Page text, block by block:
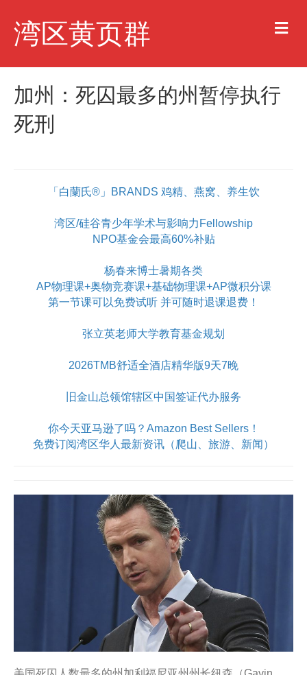
湾区黄页群 M
e
u
加州：死囚最多的州暂停执行
死刑
「白蘭氏®」BRANDS 鸡精、燕窝、养生饮
湾区/硅谷青少年学术与影响力Fellowship
NPO基金会最高60%补贴
杨春来博士暑期各类
AP物理课+奥物竞赛课+基础物理课+AP微积分课
第一节课可以免费试听 并可随时退课退费！
张立英老师大学教育基金规划
2026TMB舒适全酒店精华版9天7晚
旧金山总领馆辖区中国签证代办服务
你今天亚马逊了吗？Amazon Best Sellers！
免费订阅湾区华人最新资讯（爬山、旅游、新闻）